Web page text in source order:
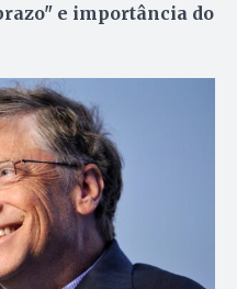
e importância do